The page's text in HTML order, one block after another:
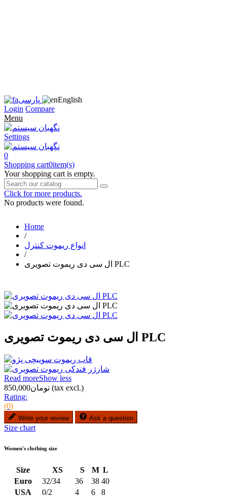
پارسی
English
Login Compare
Menu
Settings
0
Shopping cart0item(s)
Your shopping cart is empty.
Click for more products.
No products were found.
Home
/
انواع ریموت کنترل
/
ال سی دی ریموت تصویری PLC
ال سی دی ریموت تصویری PLC
Read moreShow less
تومان850,000 (tax excl.)
Rating:
(0)
Write your review Ask a question
Size chart
Women's clothing size
Size XS S M L
Euro
32/34 36 38 40
USA
0/2 4 6
8